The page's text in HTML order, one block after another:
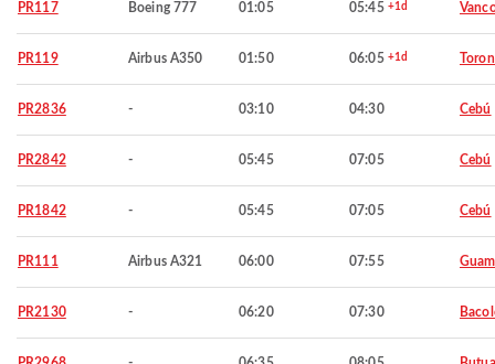
PR117 Boeing 777 01:05 05:45 +1d
PR119 Airbus A350 01:50 06:05 +1d
PR2836 - 03:10 04:30 Cebú
PR2842 - 05:45 07:05 Cebú
PR1842 - 05:45 07:05 Cebú
PR111 Airbus A321 06:00 07:55 Guam
PR2130 - 06:20 07:30